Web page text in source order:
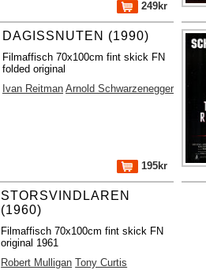
249kr
DAGISSNUTEN (1990)
Filmaffisch 70x100cm fint skick FN
folded original
Ivan Reitman Arnold Schwarzenegger
195kr
STORSVINDLAREN
(1960)
Filmaffisch 70x100cm fint skick FN
original 1961
Robert Mulligan Tony Curtis